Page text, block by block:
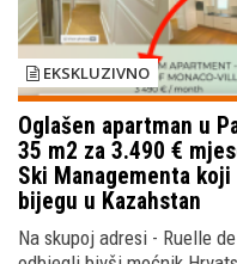
EKSKLUZIVNO
Oglašen apartman u
35 m2 za 3.490 €
Ski Managementa
bijegu u Kazahstan
Na skupoj adresi - Ruelle